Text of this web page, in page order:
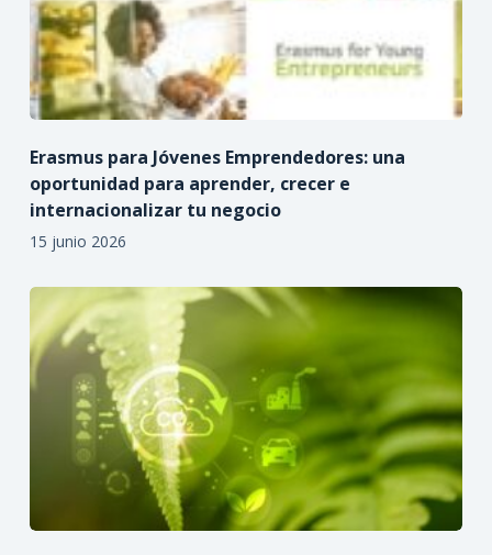
Erasmus para Jóvenes Emprendedores: una
oportunidad para aprender, crecer e
internacionalizar tu negocio
15 junio 2026